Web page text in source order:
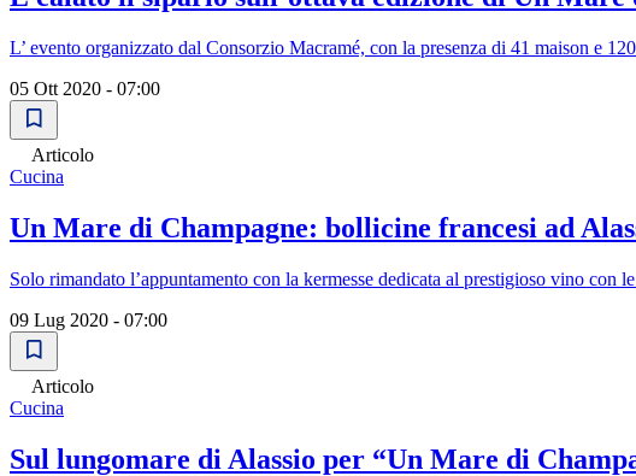
L’ evento organizzato dal Consorzio Macramé, con la presenza di 41 maison e
05 Ott 2020 - 07:00
Articolo
Cucina
Un Mare di Champagne: bollicine francesi ad
Solo rimandato l’appuntamento con la kermesse dedicata al prestigioso vino con
09 Lug 2020 - 07:00
Articolo
Cucina
Sul lungomare di Alassio per “Un Mare di